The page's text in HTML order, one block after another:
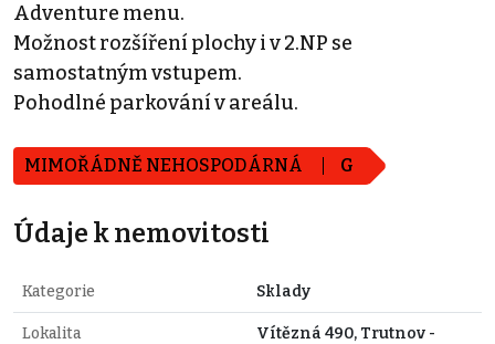
Adventure menu.
Možnost rozšíření plochy i v 2.NP se
samostatným vstupem.
Pohodlné parkování v areálu.
MIMOŘÁDNĚ NEHOSPODÁRNÁ G
Údaje k nemovitosti
Kategorie Sklady
Lokalita
Vítězná 490, Trutnov -